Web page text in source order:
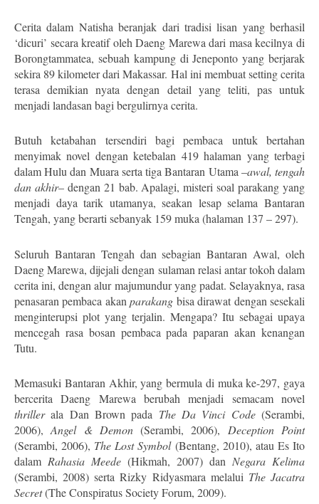
Cerita dalam Natisha beranjak dari tradisi lisan yang berhasil
‘dicuri’ secara kreatif oleh Daeng Marewa dari masa kecilnya di
Borongtammatea, sebuah kampung di Jeneponto yang berjarak
sekira 89 kilometer dari Makassar. Hal ini membuat setting cerita
terasa demikian nyata dengan detail yang teliti, pas untuk
menjadi landasan bagi bergulirnya cerita.
Butuh ketabahan tersendiri bagi pembaca untuk bertahan
menyimak novel dengan ketebalan 419 halaman yang terbagi
dalam Hulu dan Muara serta tiga Bantaran Utama –awal, tengah
dan akhir– dengan 21 bab. Apalagi, misteri soal parakang yang
menjadi daya tarik utamanya, seakan lesap selama Bantaran
Tengah, yang berarti sebanyak 159 muka (halaman 137 – 297).
Seluruh Bantaran Tengah dan sebagian Bantaran Awal, oleh
Daeng Marewa, dijejali dengan sulaman relasi antar tokoh dalam
cerita ini, dengan alur majumundur yang padat. Selayaknya, rasa
penasaran pembaca akanparakang bisa dirawat dengan sesekali
menginterupsi plot yang terjalin. Mengapa? Itu sebagai upaya
mencegah rasa bosan pembaca pada paparan akan kenangan
Tutu.
Memasuki Bantaran Akhir, yang bermula di muka ke-297, gaya
bercerita Daeng Marewa berubah menjadi semacam novel
thrillerala Dan Brown pada The Da Vinci Code(Serambi,
2006),Angel & Demon(Serambi, 2006), Deception Point
(Serambi, 2006), The Lost Symbol(Bentang, 2010), atau Es Ito
dalam Rahasia Meede (Hikmah, 2007) dan Negara Kelima
(Serambi, 2008) serta Rizky Ridyasmara melalui The Jacatra
Secret(The Conspiratus Society Forum, 2009).